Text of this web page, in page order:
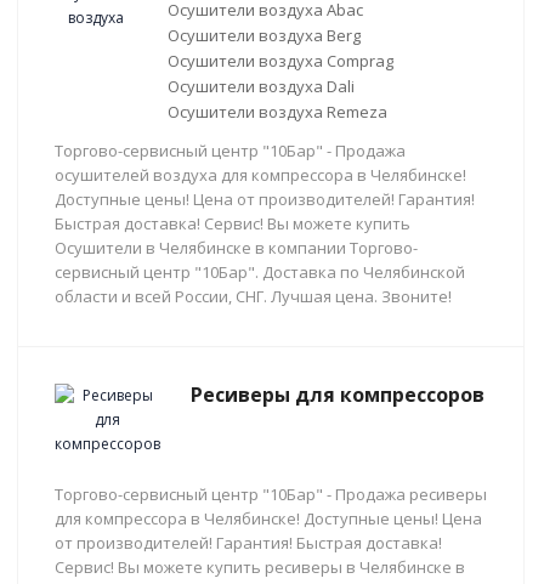
Осушители воздуха Abac
Осушители воздуха Berg
Осушители воздуха Comprag
Осушители воздуха Dali
Осушители воздуха Remeza
Торгово-сервисный центр "10Бар" - Продажа
осушителей воздуха для компрессора в Челябинске!
Доступные цены! Цена от производителей! Гарантия!
Быстрая доставка! Сервис! Вы можете купить
Осушители в Челябинске в компании Торгово-
сервисный центр "10Бар". Доставка по Челябинской
области и всей России, СНГ. Лучшая цена. Звоните!
Ресиверы для компрессоров
Торгово-сервисный центр "10Бар" - Продажа ресиверы
для компрессора в Челябинске! Доступные цены! Цена
от производителей! Гарантия! Быстрая доставка!
Сервис! Вы можете купить ресиверы в Челябинске в